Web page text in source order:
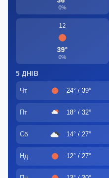
0%
12
39°
0%
5 ДНІВ
Чт 24° / 39°
Пт 18° / 32°
Сб 14° / 27°
Нд 12° / 27°